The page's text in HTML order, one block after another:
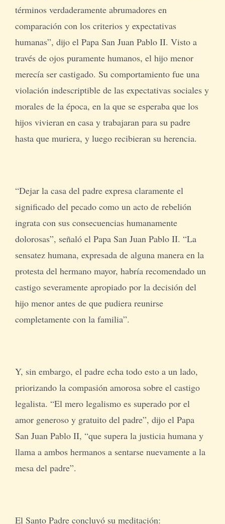
términos verdaderamente abrumadores en
comparación con los criterios y expectativas
humanas”, dijo el Papa San Juan Pablo II. Visto a
través de ojos puramente humanos, el hijo menor
merecía ser castigado. Su comportamiento fue una
violación indescriptible de las expectativas sociales y
morales de la época, en la que se esperaba que los
hijos vivieran en casa y trabajaran para su padre
hasta que muriera, y luego recibieran su herencia.
“Dejar la casa del padre expresa claramente el
significado del pecado como un acto de rebelión
ingrata con sus consecuencias humanamente
dolorosas”, señaló el Papa San Juan Pablo II. “La
sensatez humana, expresada de alguna manera en la
protesta del hermano mayor, habría recomendado un
castigo severamente apropiado por la decisión del
hijo menor antes de que pudiera reunirse
completamente con la familia”.
Y, sin embargo, el padre echa todo esto a un lado,
priorizando la compasión amorosa sobre el castigo
legalista. “El mero legalismo es superado por el
amor generoso y gratuito del padre”, dijo el Papa
San Juan Pablo II, “que supera la justicia humana y
llama a ambos hermanos a sentarse nuevamente a la
mesa del padre”.
El Santo Padre concluyó su meditación: